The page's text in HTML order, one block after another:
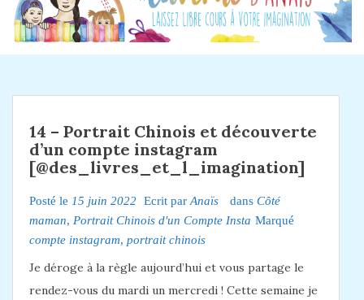
o
14 – Portrait Chinois et découverte
d’un compte instagram
[@des_livres_et_l_imagination]
Posté le 15 juin 2022 Ecrit par Anaïs dans Côté
maman, Portrait Chinois d'un Compte Insta Marqué
compte instagram, portrait chinois
Je déroge à la règle aujourd’hui et vous partage le
rendez-vous du mardi un mercredi ! Cette semaine je